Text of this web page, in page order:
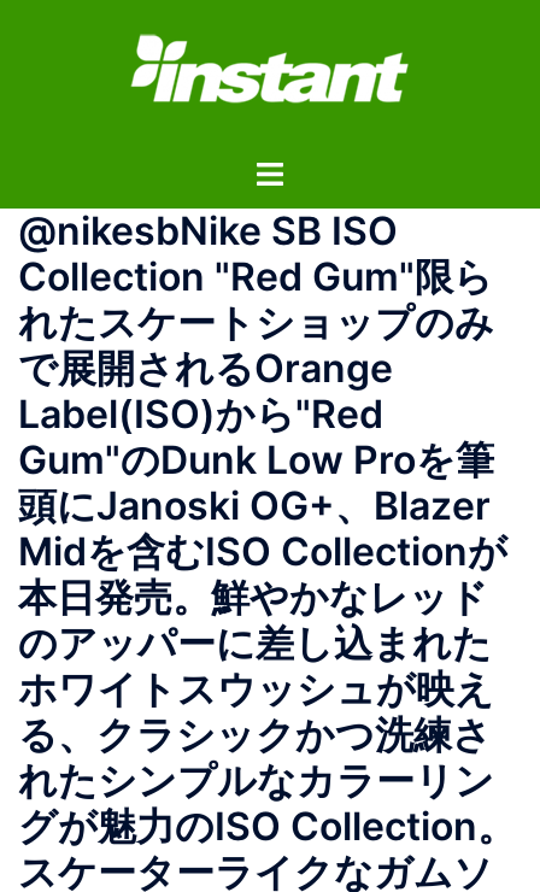
ス
ト
ル
ニ
ュ
ー
@nikesbNike SB ISO
Collection "Red Gum"限ら
れたスケートショップのみ
で展開されるOrange
Label(ISO)から"Red
Gum"のDunk Low Proを筆
頭にJanoski OG+、Blazer
Midを含むISO Collectionが
本日発売。鮮やかなレッド
のアッパーに差し込まれた
ホワイトスウッシュが映え
る、クラシックかつ洗練さ
れたシンプルなカラーリン
グが魅力のISO Collection。
スケーターライクなガムソ